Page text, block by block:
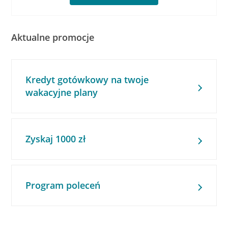
Aktualne promocje
Kredyt gotówkowy na twoje
wakacyjne plany
Zyskaj 1000 zł
Program poleceń